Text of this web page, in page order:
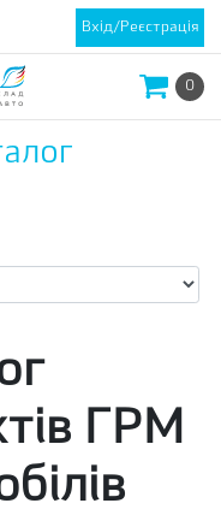
Вхід/Реєстрація
0
ГРМ